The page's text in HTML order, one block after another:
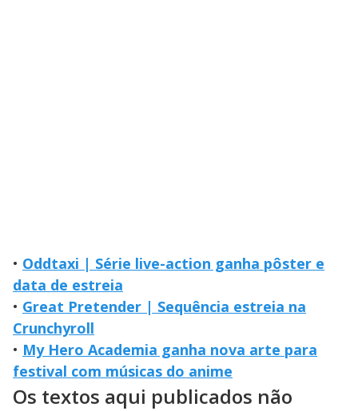
• Oddtaxi | Série live-action ganha pôster e
data de estreia
• Great Pretender | Sequência estreia na
Crunchyroll
• My Hero Academia ganha nova arte para
festival com músicas do anime
Os textos aqui publicados não